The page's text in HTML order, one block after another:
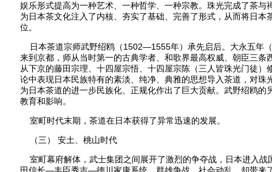
娱乐形式提高为一种艺术、一种哲学、一种宗教。珠光完成了茶与
为日本茶文化注入了内核、夯实了基础、完善了形式，从而将日本
位。
日本茶道宗师武野绍鸥（1502—1555年）承先启后。大永五年
来到京都，师从当时第一的古典学者、和歌界最高权威、朝臣三条
从下京的藤田宗理、十四屋宗悟、十四屋宗陈（三人皆珠光门徒）
论中表现日本民族特有的素淡、纯净、典雅的思想导入茶道，对珠
为日本茶道的进一步民族化、正规化作出了巨大贡献。武野绍鸥的
教育和影响。
室町时代末期，茶道在日本获得了异常迅速的发展。
（三） 安土、桃山时代
室町幕府解体，武士集团之间展开了激烈的争夺战，日本进入战